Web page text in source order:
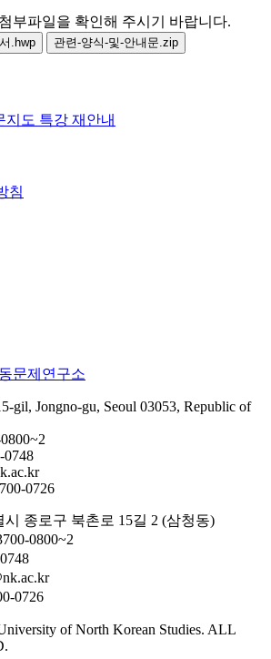
부파일을 확인해 주시기 바랍니다.
.hwp 관련-양식-및-안내문.zip
지도 특강 재안내
침
문제연구소
gil, Jongno-gu, Seoul 03053, Republic of
0748
0726
시 종로구 북촌로 15길 2 (삼청동)
0800~2
0726
of North Korean Studies. ALL